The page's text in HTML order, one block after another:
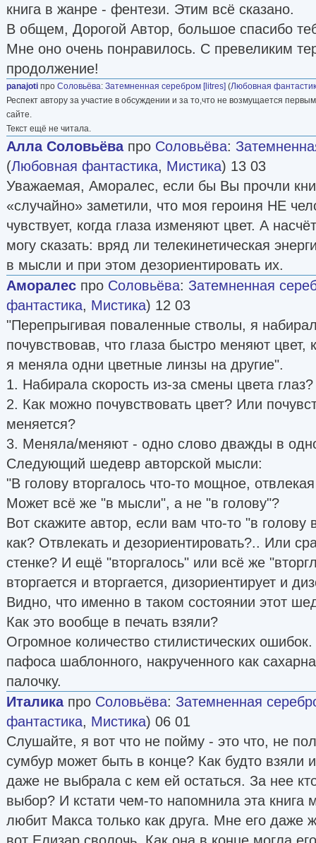
книга в жанре - фентези. Этим всё сказано.
В общем, Дорогой Автор, большое спасибо
Мне оно очень понравилось. С превеликим
продолжение!
panajoti про Соловьёва: Затемненная серебром [litres] (Любовная
Респект автору за участие в обсуждении и за то,что не возмущается
сайте.
Текст ещё не читала.
Алла Соловьёвапро Соловьёва:
(Любовная фантастика, Мистика) 13 03
Уважаемая, Аморалес, если бы Вы прочли
«случайно» заметили, что моя героиня НЕ
чувствует, когда глаза изменяют цвет. А
могу сказать: вряд ли телекинетическая
в мысли и при этом дезориентировать их.
Аморалес про Соловьёва: Затемненная
фантастика, Мистика) 12 03
"Перепрыгивая поваленные стволы, я
почувствовав, что глаза быстро меняют цвет,
я меняла одни цветные линзы на другие".
1. Набирала скорость из-за смены цвета глаз?
2. Как можно почувствовать цвет? Или
меняется?
3. Меняла/меняют - одно слово дважды в
Следующий шедевр авторской мысли:
"В голову вторгалось что-то мощное,
Может всё же "в мысли", а не "в голову"?
Вот скажите автор, если вам что-то "в голову
как? Отвлекать и дезориентировать?.. Или
стенке? И ещё "вторгалось" или всё же
вторгается и вторгается, дизориентирует и
Видно, что именно в таком состоянии этот
Как это вообще в печать взяли?
Огромное количество стилистических
пафоса шаблонного, накрученного как
палочку.
Италикапро Соловьёва: Затемненная
фантастика, Мистика) 06 01
Слушайте, я вот что не пойму - это что, не
сумбур может быть в конце? Как будто взяли
даже не выбрала с кем ей остаться. За нее
выбор? И кстати чем-то напомнила эта книга
любит Макса только как друга. Мне его даже